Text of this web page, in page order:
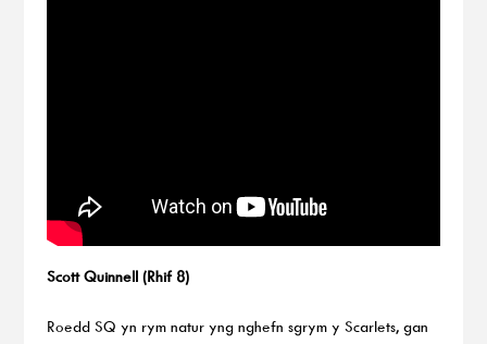
Scott Quinnell (Rhif 8)
Roedd SQ yn rym natur yng nghefn sgrym y Scarlets, gan